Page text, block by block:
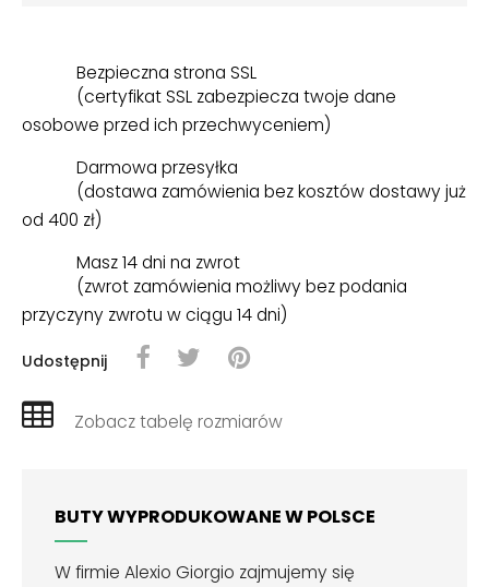
Bezpieczna strona SSL
(certyfikat SSL zabezpiecza twoje dane
osobowe przed ich przechwyceniem)
Darmowa przesyłka
(dostawa zamówienia bez kosztów dostawy już
od 400 zł)
Masz 14 dni na zwrot
(zwrot zamówienia możliwy bez podania
przyczyny zwrotu w ciągu 14 dni)
Udostępnij
Zobacz tabelę rozmiarów
BUTY WYPRODUKOWANE W POLSCE
W firmie Alexio Giorgio zajmujemy się